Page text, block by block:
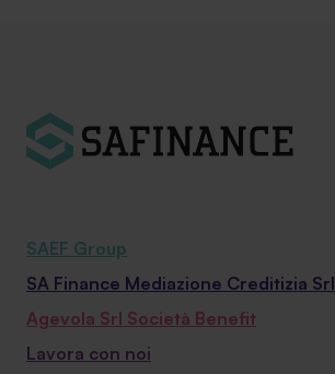
SAEF Group
SA Finance Mediazione Creditizia Srl
Agevola Srl Società Benefit
Lavora con noi